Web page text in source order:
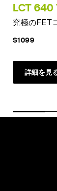
LCT 640
究極のFET
$1099
詳細を見